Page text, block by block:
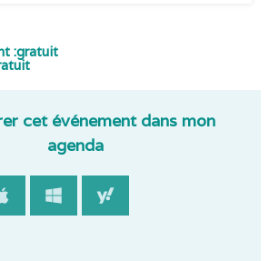
:gratuit
cet événement dans mon
agenda